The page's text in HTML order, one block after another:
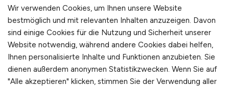
Wir verwenden Cookies, um Ihnen unsere Website
bestmöglich und mit relevanten Inhalten anzuzeigen. Davon
sind einige Cookies für die Nutzung und Sicherheit unserer
Website notwendig, während andere Cookies dabei helfen,
Ihnen personalisierte Inhalte und Funktionen anzubieten. Sie
dienen außerdem anonymen Statistikzwecken. Wenn Sie auf
"Alle akzeptieren" klicken, stimmen Sie der Verwendung aller